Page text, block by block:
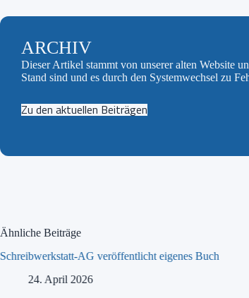
ARCHIV
Dieser Artikel stammt von unserer alten Website
Stand sind und es durch den Systemwechsel zu
Zu den aktuellen Beiträgen
Ähnliche Beiträge
Schreibwerkstatt-AG veröffentlicht eigenes Buch
24. April 2026